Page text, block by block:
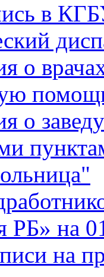
в
о
о
РБ» на
на